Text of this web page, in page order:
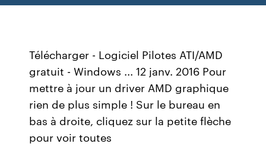
Télécharger - Logiciel Pilotes ATI/AMD
gratuit - Windows ... 12 janv. 2016 Pour
mettre à jour un driver AMD graphique
rien de plus simple ! Sur le bureau en
bas à droite, cliquez sur la petite flèche
pour voir toutes